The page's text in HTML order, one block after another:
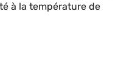
à la température de